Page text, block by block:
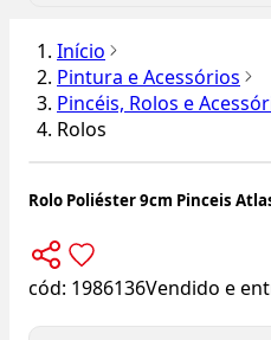
Início
Pintura e Acessórios
Pincéis, Rolos e
Rolos
Rolo Poliéster 9cm Pinceis
cód: 1986136Vendido e